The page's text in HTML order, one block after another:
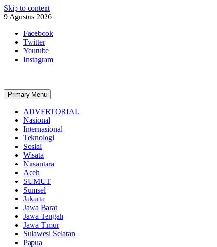
Skip to content
9 Agustus 2026
Facebook
Twitter
Youtube
Instagram
Primary Menu
ADVERTORIAL
Nasional
Internasional
Teknologi
Sosial
Wisata
Nusantara
Aceh
SUMUT
Sumsel
Jakarta
Jawa Barat
Jawa Tengah
Jawa Timur
Sulawesi Selatan
Papua